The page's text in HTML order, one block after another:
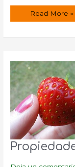
Propiedades
la
Read More »